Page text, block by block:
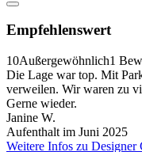
Empfehlenswert
10Außergewöhnlich1
Die Lage war top. Mit
verweilen. Wir waren zu
Gerne wieder.
Janine W.
Aufenthalt im Juni 2025
Weitere Infos zu